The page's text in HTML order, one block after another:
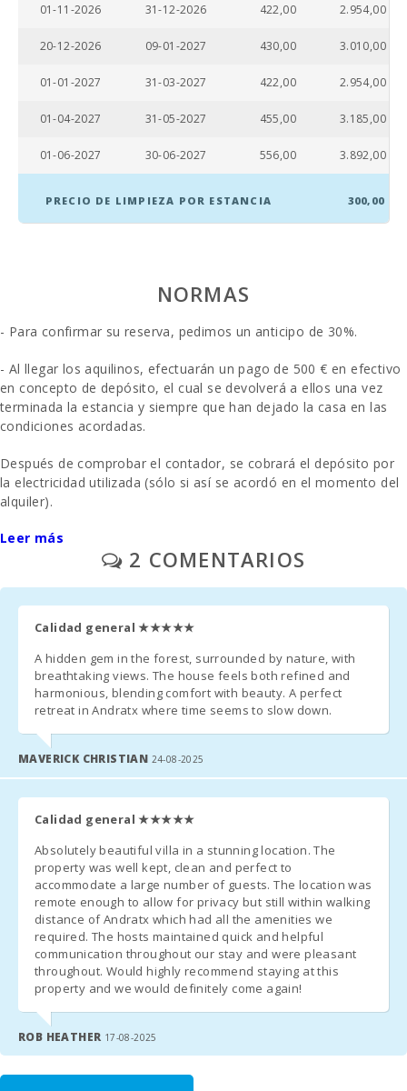
bidet, bañera :
Baños en suit:
Cuna de bebe:
Dormitorio
camas
Dormitorio
01-11-2026 31-12-2026 422,00 2.954,00
20-12-2026 09-01-2027 430,00 3.010,00
01-01-2027 31-03-2027 422,00 2.954,00
01-04-2027 31-05-2027 455,00 3.185,00
01-06-2027 30-06-2027 556,00 3.892,00
PRECIO DE LIMPIEZA POR ESTANCIA 300,00
NORMAS
- Para confirmar su reserva, pedimos un anticipo de 30%.
- Al llegar los aquilinos, efectuarán un pago de 500 € en efectivo
en concepto de depósito, el cual se devolverá a ellos una vez
terminada la estancia y siempre que han dejado la casa en las
condiciones acordadas.
Después de comprobar el contador, se cobrará el depósito por
la electricidad utilizada (sólo si así se acordó en el momento del
alquiler).
- Gastos de electricidas se paga por separado - 20 € por día.
3€ por dia.
- Aparcamiento al aire libre/garage: / sin reservar.
- La limpieza final se paga por separado - 350 euros.
- Comision por gestion - 6,3%.
- A solicitud previa: una cuna y una silla alta se proporcionan de
forma gratuita.
- Segunda unidad de cuna - 10 € por día.
siempre que esté disponible, el precio será de 38 euros por día.
(sólo si así se acordó en el momento del alquiler).
NOTAS ADICIONALES:
- Unos dias antes de su llegada, deben ponerse en contacto con
la agencia de recepción para comunicar su horario de llegada (nº
vuelo / barco en su caso) y organizar la recogida de llaves.
y diríjanse directamente al alojamiento o punto de reunión
Leer más
2 COMENTARIOS
Calidad general★★★★★
A hidden gem in the forest, surrounded by nature, with
breathtaking views. The house feels both refined and
harmonious, blending comfort with beauty. A perfect
retreat in Andratx where time seems to slow down.
MAVERICK CHRISTIAN 24-08-2025
Calidad general★★★★★
Absolutely beautiful villa in a stunning location. The
property was well kept, clean and perfect to
accommodate a large number of guests. The location was
remote enough to allow for privacy but still within walking
distance of Andratx which had all the amenities we
required. The hosts maintained quick and helpful
communication throughout our stay and were pleasant
throughout. Would highly recommend staying at this
property and we would definitely come again!
ROB HEATHER 17-08-2025